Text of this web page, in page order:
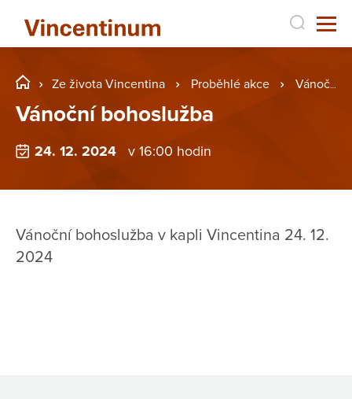
Ze života Vincentina Proběhlé akce Vánoční bohoslužba
Vánoční bohoslužba
24. 12. 2024 v 16:00 hodin
Vánoční bohoslužba v kapli Vincentina 24. 12.
2024